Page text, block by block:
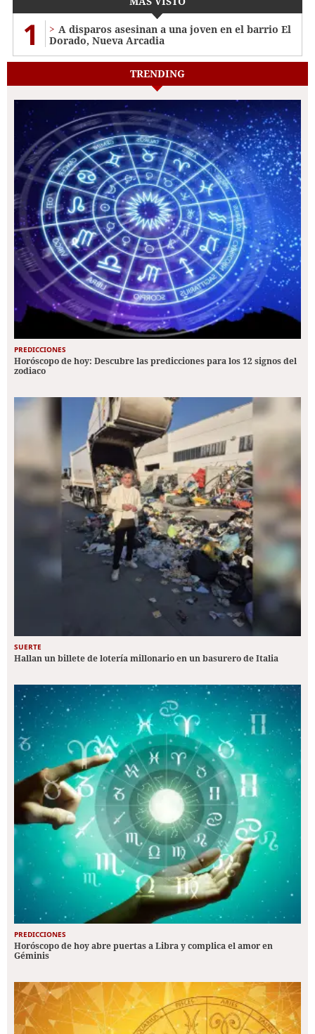
1
A disparos asesinan a una joven en el barrio El
Dorado, Nueva Arcadia
TRENDING
PREDICCIONES
Horóscopo de hoy: Descubre las predicciones para los 12 signos del
zodiaco
SUERTE
Hallan un billete de lotería millonario en un basurero de Italia
PREDICCIONES
Horóscopo de hoy abre puertas a Libra y complica el amor en
Géminis